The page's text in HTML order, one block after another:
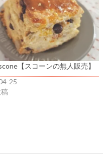
【スコーンの無人販売】
25